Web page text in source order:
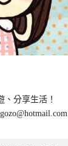
、分享生活！